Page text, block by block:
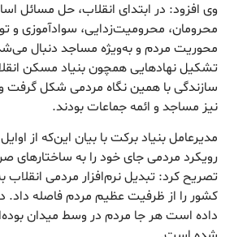
وی افزود: در ابتدای انقلاب، حل
محرومان، محرومیت‌زدایی، سوادآموزی و
محوریت مردم و به‌ویژه مساجد دنبال
تشکیل نهادهایی همچون بنیاد مسکن
سازندگی با همین نگاه مردمی شکل گرفت
نیز مساجد و ائمه جماعات بودند.
رویکرد مردمی جای خود را به ساختارهای
تصریح کرد: تبدیل نرم‌افزار مردمی انقلاب
کشور را از ظرفیت عظیم مردم فاصله داد.
داده است هر جا مردم در وسط میدان